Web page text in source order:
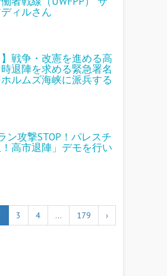
ィルさん
】戦争・改憲を進める高
退陣を求める緊急署名
ルムズ海峡に派兵する
ン攻撃STOP！パレスチ
高市退陣」デモを行い
3 4 … 179 ›